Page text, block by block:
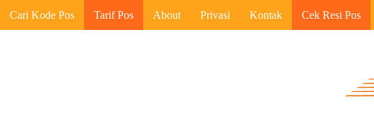
Cari Kode Pos Tarif Pos About Privasi Kontak Cek Resi Pos